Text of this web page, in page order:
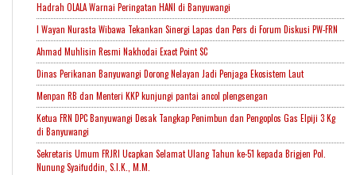
Hadrah OLALA Warnai Peringatan HANI di Banyuwangi
I Wayan Nurasta Wibawa Tekankan Sinergi Lapas dan Pers di Forum Diskusi PW-FRN
Ahmad Muhlisin Resmi Nakhodai Exact Point SC
Dinas Perikanan Banyuwangi Dorong Nelayan Jadi Penjaga Ekosistem Laut
Menpan RB dan Menteri KKP kunjungi pantai ancol plengsengan
Ketua FRN DPC Banyuwangi Desak Tangkap Penimbun dan Pengoplos Gas Elpiji 3 Kg
di Banyuwangi
Sekretaris Umum FRJRI Ucapkan Selamat Ulang Tahun ke-51 kepada Brigjen Pol.
Nunung Syaifuddin, S.I.K., M.M.